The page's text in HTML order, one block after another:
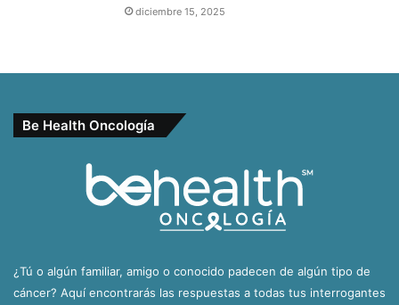
diciembre 15, 2025
Be Health Oncología
¿Tú o algún familiar, amigo o conocido padecen de algún tipo de
cáncer? Aquí encontrarás las respuestas a todas tus interrogantes